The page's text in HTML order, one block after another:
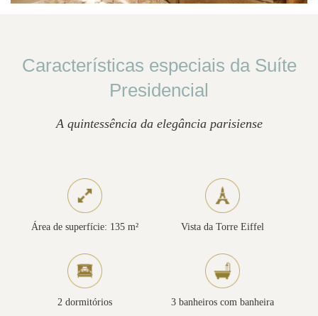
Características especiais da Suíte
Presidencial
A quintessência da elegância parisiense
Área de superfície: 135 m² Vista da Torre Eiffel
2 dormitórios
3 banheiros com banheira